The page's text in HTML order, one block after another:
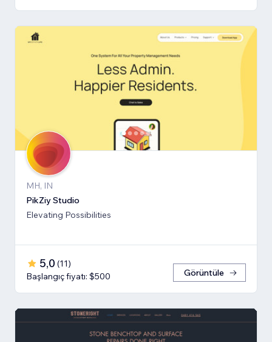
MH, IN
PikZiy Studio
Elevating Possibilities
5,0 (11)
Başlangıç fiyatı: $500
Görüntüle